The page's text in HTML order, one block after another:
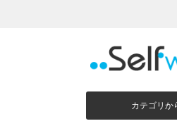
カテゴリか